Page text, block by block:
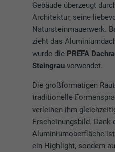
Gebäude überzeugt
Architektur, seine
Natursteinmauerwerk.
zieht das
wurde die PREFA
Steingrau verwendet.
Die großformatigen
traditionelle
verleihen ihm
Erscheinungsbild. Dank
Aluminiumoberfläche
ein Highlight, sondern